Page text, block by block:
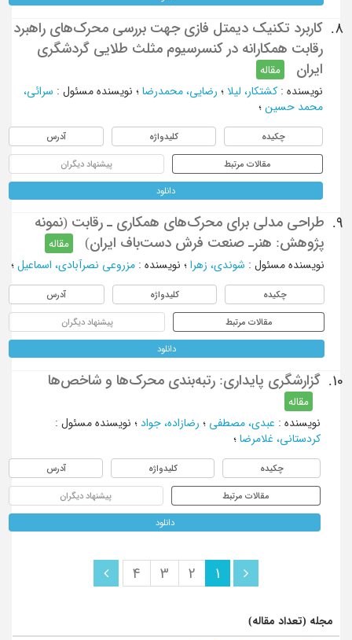
8.
کاربرد تکنیک دیمتل فازی جهت بررسی محرک‌های راهبرد
رقابت همکارانه در کنسرسیوم مثلث طلایی گردشگری
ایران
مقاله
نویسنده: کشتکار، لیلا؛ رضایی، محمدرضا؛ نویسنده مسئول : سرائی،
محمد حسین؛
چکیده کلیدواژه آدرس
مقالات مرتبط پیشنهاد دیگران
دانلود
9.
طراحی مدلی برای محرک‌های همکاری ـ رقابت (نمونه
پژوهش: هنرـ صنعت فرش دست‌باف ایران)
مقاله
نویسنده مسئول : شوندی، زهرا ؛ نویسنده: مزروعی نصرآبادی، اسماعیل ؛
چکیده کلیدواژه آدرس
مقالات مرتبط پیشنهاد دیگران
دانلود
10. گزارشگری پایداری: رتبه‌بندی محرک‌ها و شاخص‌ها
مقاله
نویسنده: عبدی، مصطفی ؛ رضازاده، جواد؛ نویسنده مسئول :
کردستانی، غلامرضا؛
چکیده کلیدواژه آدرس
مقالات مرتبط پیشنهاد دیگران
دانلود
1
2
3
4
مجله (تعداد مقاله)